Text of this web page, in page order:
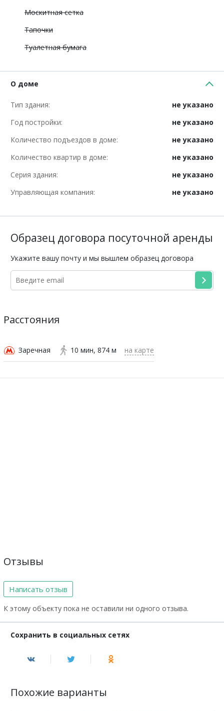
Москитная сетка
Тапочки
Туалетная бумага
О доме
Тип здания:
не указано
Год постройки:
не указано
Количество подъездов в доме:
не указано
Количество квартир в доме:
не указано
Серия здания:
не указано
Управляющая компания:
не указано
Образец договора посуточной аренды
Укажите вашу почту и мы вышлем образец договора
Расстояния
Заречная 10 мин 874 м на карте
Отзывы
Написать отзыв
К этому объекту пока не оставили ни одного отзыва.
Сохранить в социальных сетях
Похожие варианты